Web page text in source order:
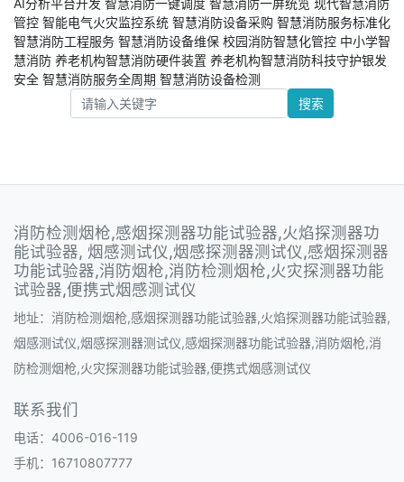
管控 智能电气火灾监控系统 智慧消防设备采购 智慧消防服务标准化
智慧消防工程服务 智慧消防设备维保 校园消防智慧化管控 中小学智
慧消防 养老机构智慧消防硬件装置 养老机构智慧消防科技守护银发
安全 智慧消防服务全周期 智慧消防设备检测
搜索
消防检测烟枪,感烟探测器功能试验器,火焰探测器功
能试验器, 烟感测试仪,烟感探测器测试仪,感烟探测器
功能试验器,消防烟枪,消防检测烟枪,火灾探测器功能
试验器,便携式烟感测试仪
地址：消防检测烟枪,感烟探测器功能试验器,火焰探测器功能试验器,
烟感测试仪,烟感探测器测试仪,感烟探测器功能试验器,消防烟枪,消
防检测烟枪,火灾探测器功能试验器,便携式烟感测试仪
联系我们
电话：4006-016-119
手机：16710807777